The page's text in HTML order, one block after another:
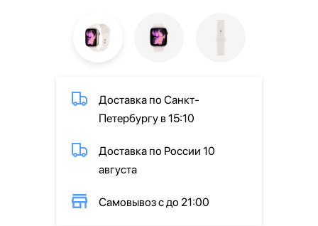
Доставка по Санкт-
Петербургу в 15:10
Доставка по России 10
августа
Самовывоз с до 21:00